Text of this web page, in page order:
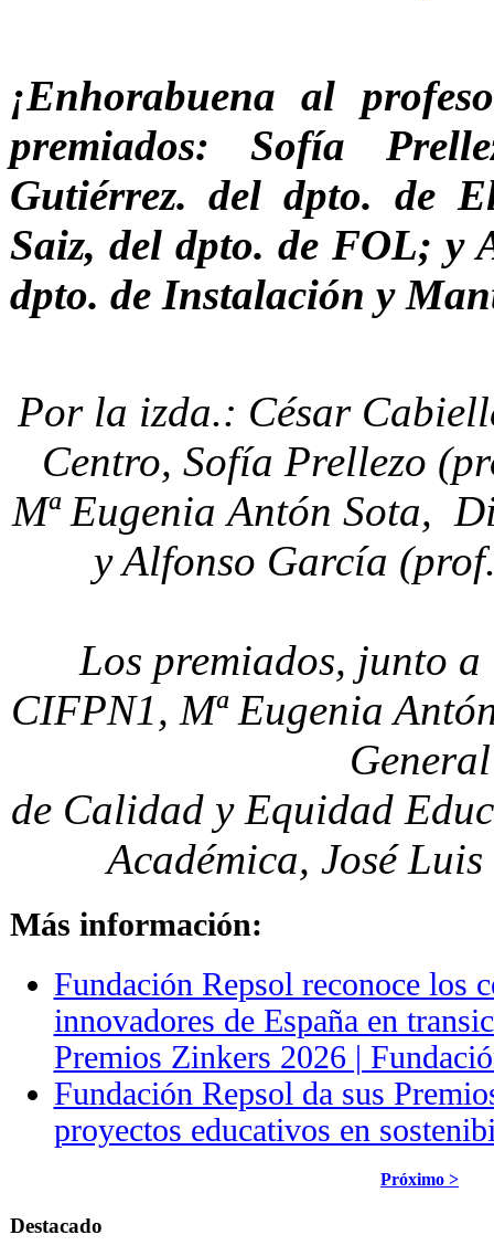
¡Enhorabuena al
premiados: Sofía
Gutiérrez. del dpto. de
Saiz, del dpto. de FOL; y
dpto. de Instalación y
Por la izda.: César
Centro, Sofía Prellezo
Mª Eugenia Antón Sota,
y Alfonso García
Los premiados, junto
CIFPN1, Mª Eugenia
General
de Calidad y Equidad
Académica, José
Más información:
Fundación Repsol reconoce los
innovadores de España en
Premios Zinkers 2026 |
Fundación Repsol da sus
proyectos educativos en
Próximo >
Destacado